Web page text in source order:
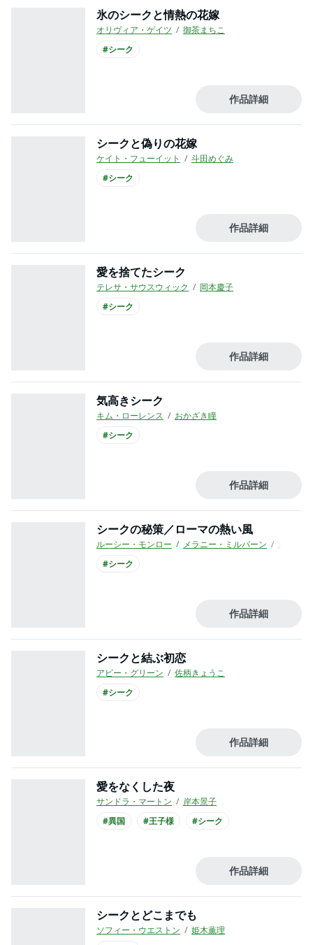
氷のシークと情熱の花嫁
オリヴィア・ゲイツ
御茶まちこ
#シーク
作品詳細
シークと偽りの花嫁
ケイト・フューイット
斗田めぐみ
#シーク
作品詳細
愛を捨てたシーク
テレサ・サウスウィック
岡本慶子
#シーク
作品詳細
気高きシーク
キム・ローレンス
おかざき瞳
#シーク
作品詳細
シークの秘策／ローマの熱い風
ルーシー・モンロー メラニー・ミルバーン
森山みね
#シーク
作品詳細
シークと結ぶ初恋
アビー・グリーン
佐柄きょうこ
#シーク
作品詳細
愛をなくした夜
サンドラ・マートン
岸本景子
#異国
#王子様 #シーク
作品詳細
シークとどこまでも
ソフィー・ウエストン
姫木薫理